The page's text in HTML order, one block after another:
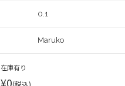
0.1
Maruko
在庫有り
¥0(税込)